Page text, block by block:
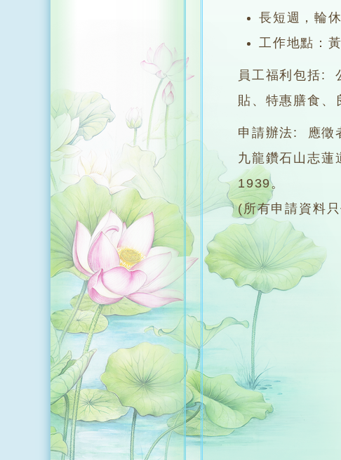
長短週，輪休
工作地點：
員工福利包括:
貼、特惠膳食、
申請辦法: 應徵
九龍鑽石山志蓮
1939。
(所有申請資料